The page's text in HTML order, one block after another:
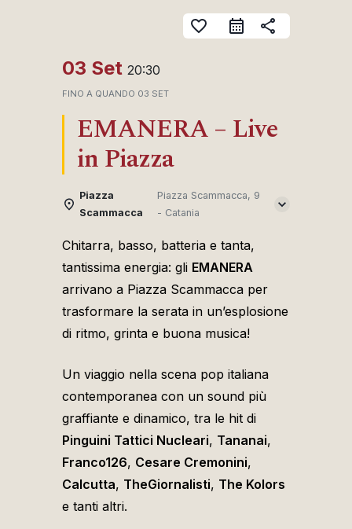
favorite_border share
03 Set 20:30
FINO A QUANDO 03 SET
EMANERA – Live
in Piazza
Piazza
Scammacca
Piazza Scammacca, 9
- Catania
Chitarra, basso, batteria e tanta,
tantissima energia: gli EMANERA
arrivano a Piazza Scammacca per
trasformare la serata in un’esplosione
di ritmo, grinta e buona musica!
Un viaggio nella scena pop italiana
contemporanea con un sound più
graffiante e dinamico, tra le hit di
Pinguini Tattici Nucleari, Tananai,
Franco126, Cesare Cremonini,
Calcutta, TheGiornalisti, The Kolors
e tanti altri.